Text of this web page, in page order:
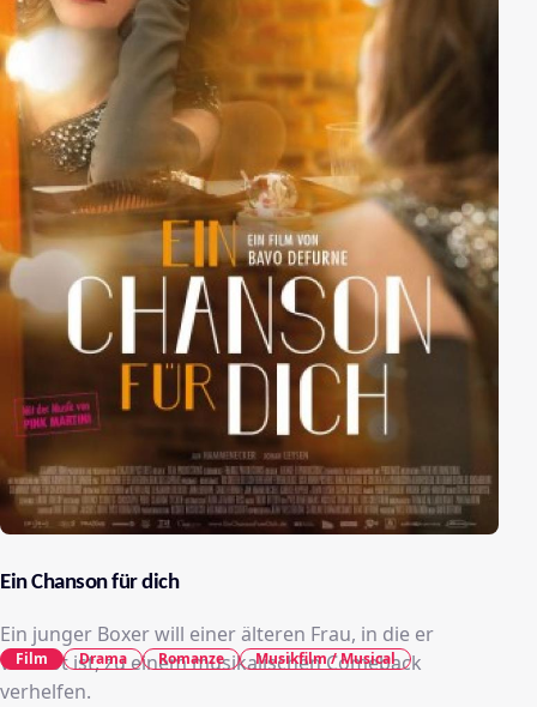
Ein Chanson für dich
Ein junger Boxer will einer älteren Frau, in die er
verliebt ist, zu einem musikalischen Comeback
verhelfen.
Film Drama Romanze Musikfilm / Musical